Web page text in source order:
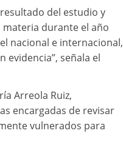
del estudio y
materia durante el año
nacional e internacional,
señala el
Arreola Ruiz,
encargadas de revisar
vulnerados para